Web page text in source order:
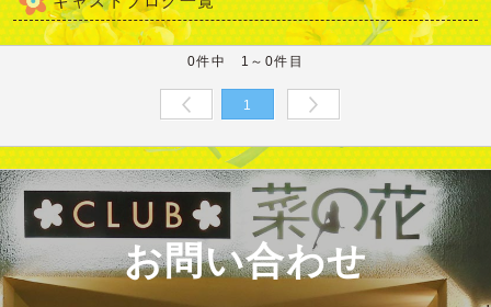
0件中 1～0件目
1
お問い合わせ